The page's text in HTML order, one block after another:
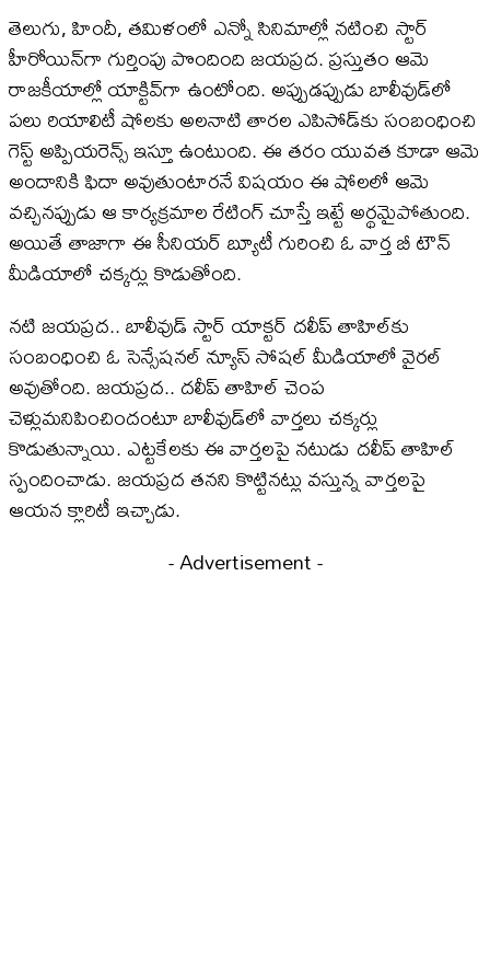
తెలుగు, హిందీ, తమిళంలో ఎన్నో సినిమాల్లో నటించి స్టార్‌
హీరోయిన్‌గా గుర్తింపు పొందింది జయప్రద. ప్రస్తుతం ఆమె
రాజకీయాల్లో యాక్టివ్‌గా ఉంటోంది. అప్పుడప్పుడు బాలీవుడ్​లో
పలు రియాలిటీ షోలకు అలనాటి తారల ఎపిసోడ్​కు సంబంధించి
గెస్ట్​ అప్పియరెన్స్ ఇస్తూ ఉంటుంది. ఈ తరం యువత కూడా ఆమె
అందానికి ఫిదా అవుతుంటారనే విషయం ఈ షోలలో ఆమె
వచ్చినప్పుడు ఆ కార్యక్రమాల రేటింగ్ చూస్తే ఇట్టే అర్థమైపోతుంది.
అయితే తాజాగా ఈ సీనియర్ బ్యూటీ గురించి ఓ వార్త బీ టౌన్
మీడియాలో చక్కర్లు కొడుతోంది.
నటి జయప్రద.. బాలీవుడ్ స్టార్ యాక్టర్ దలీప్ తాహిల్​కు
సంబంధించి ఓ సెన్సేషనల్ న్యూస్ సోషల్ మీడియాలో వైరల్
అవుతోంది. జయప్రద.. దలీప్‌ తాహిల్‌ చెంప
చెళ్లుమనిపించిందంటూ బాలీవుడ్‌లో వార్తలు చక్కర్లు
కొడుతున్నాయి. ఎట్టకేలకు ఈ వార్తలపై నటుడు దలీప్‌ తాహిల్‌
స్పందించాడు. జయప్రద తనని కొట్టినట్లు వస్తున్న వార్తలపై
ఆయన క్లారిటీ ఇచ్చాడు.
- Advertisement -